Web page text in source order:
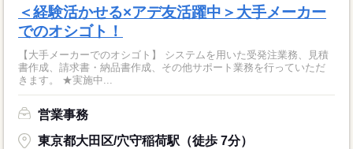
＜経験活かせる×アデ友活躍中＞大手メーカー
でのオシゴト！
【大手メーカーでのオシゴト】 システムを用いた受発注業務、見積
書作成、請求書・納品書作成、その他サポート業務を行っていただ
きます。 ★実施中...
営業事務
東京都大田区/穴守稲荷駅（徒歩 7分）